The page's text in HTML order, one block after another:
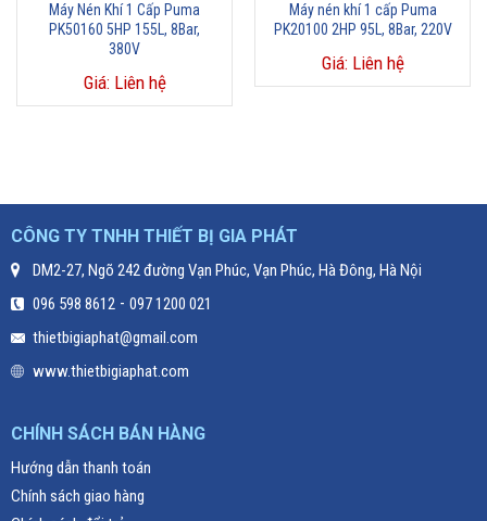
Máy Nén Khí 1 Cấp Puma
PK50160 5HP 155L, 8Bar,
380V
Giá: Liên hệ
Máy nén khí 1 cấp Puma
PK20100 2HP 95L, 8Bar, 220V
Giá: Liên hệ
CÔNG TY TNHH THIẾT BỊ GIA PHÁT
DM2-27, Ngõ 242 đường Vạn Phúc, Vạn Phúc, Hà Đông, Hà Nội
096 598 8612- 097 1200 021
thietbigiaphat@gmail.com
www.thietbigiaphat.com
CHÍNH SÁCH BÁN HÀNG
Hướng dẫn thanh toán
Chính sách giao hàng